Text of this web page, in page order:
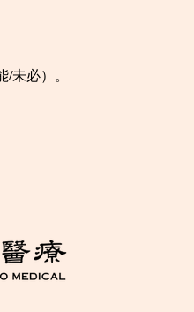
未必）。